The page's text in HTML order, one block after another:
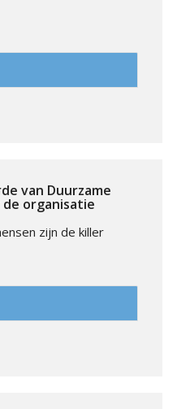
van Duurzame
organisatie